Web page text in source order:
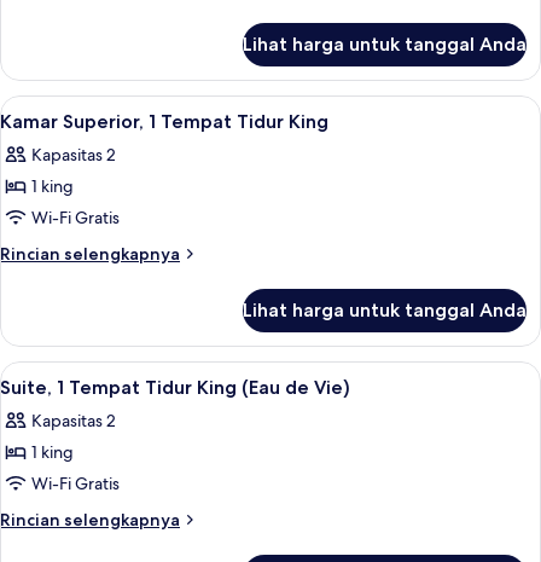
Suite
(Carriage
House
Lihat harga untuk tanggal Anda
Lihat
semua
foto
untuk
Kamar
Superior,
Tidur
King
Kamar Superior, 1 Tempat Tidur
3
Kamar Superior, 1 Tempat Tidur King
Kapasitas 2
1 king
Wi-Fi Gratis
Rincian selengkapnya
Rincian
Kamar
Superior,
1
Tidur
King
Lihat harga untuk tanggal Anda
Lihat
semua
foto
untuk
Suite,
1
Suite, 1 Tempat Tidur King (Eau de
3
Suite, 1 Tempat Tidur King (Eau de Vie)
Kapasitas 2
1 king
Wi-Fi Gratis
Rincian selengkapnya
Rincian